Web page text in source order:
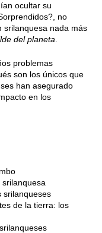
ocultar su
no
srilanquesa nada más
del planeta
problemas
son los únicos que
han asegurado
en los
srilanqueses
de la tierra: los